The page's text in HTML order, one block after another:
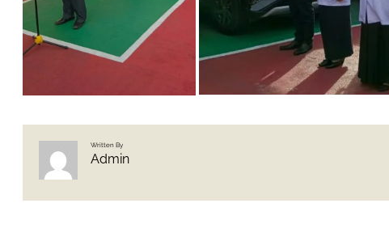
Written By
Admin